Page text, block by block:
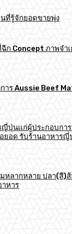
นที่รู้จักยอดขายพุ่ง
ก Concept ภาพจำเ
การ Aussie Beef
ญี่ปุ่นแก่ผู้ประกอบกา
ยอด รับร้านอาหาร
หลากหลาย ปลา(สี)
าหาร